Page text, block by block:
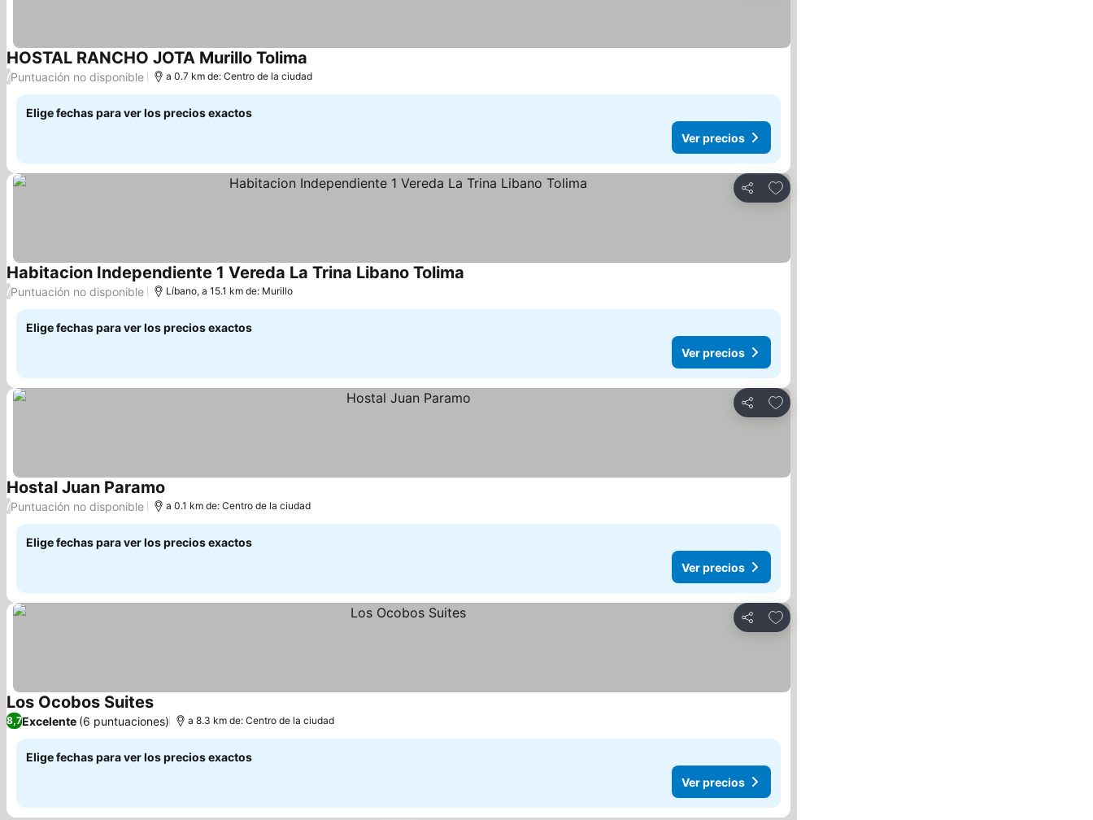
HOSTAL RANCHO JOTA Murillo Tolima
/Puntuación no disponible a 0.7 km de: Centro de la ciudad
Elige fechas para ver los precios exactos
Ver precios
Compartir
Agregar a favoritos
Habitacion Independiente 1 Vereda La Trina Libano Tolima
/Puntuación no disponible Líbano, a 15.1 km de: Murillo
Elige fechas para ver los precios exactos
Ver precios
Compartir
Agregar a favoritos
Hostal Juan Paramo
/Puntuación no disponible a 0.1 km de: Centro de la ciudad
Elige fechas para ver los precios exactos
Ver precios
Compartir
Agregar a favoritos
Los Ocobos SuitesVer precios
8,7Excelente (6 puntuaciones) a 8.3 km de: Centro de la ciudad
Elige fechas para ver los precios exactos
Ver precios